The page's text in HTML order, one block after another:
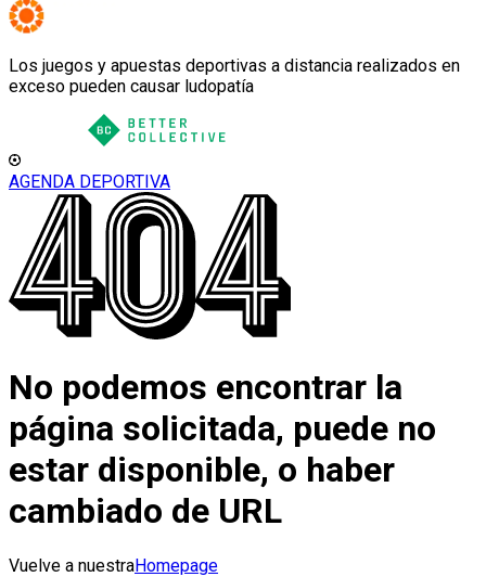
Los juegos y apuestas deportivas a distancia realizados en
exceso pueden causar ludopatía
AGENDA DEPORTIVA
No podemos encontrar la
página solicitada, puede no
estar disponible, o haber
cambiado de URL
Vuelve a nuestraHomepage